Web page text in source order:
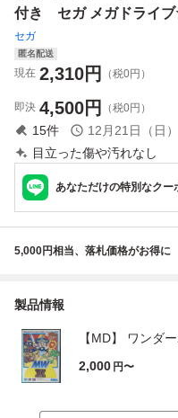
付き セガ メガドライ
セガ
匿名配送
現在 2,310円 （税0円）
即決 4,500円 （税0円）
15件 12月21日（日
目立った傷や汚れなし
あなただけの特別なクー
5,000円相当、落札価格がお得に
製品情報
【MD】 ワンダ
2,000 円〜